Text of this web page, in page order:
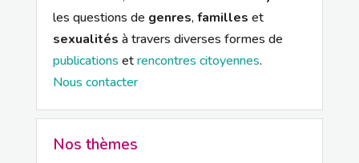
les questions de genres,familles et
sexualités à travers diverses formes de
publications etrencontres citoyennes.
Nous contacter
Nos thèmes